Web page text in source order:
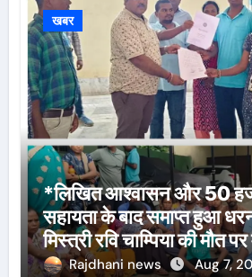
खबर
*लिखित आश्वासन और 50
सहायता के बाद समाप्त हुआ
मिस्त्री रवि चाम्पिया की मौत
नौकरी की मांग*
Rajdhani news Aug 7,